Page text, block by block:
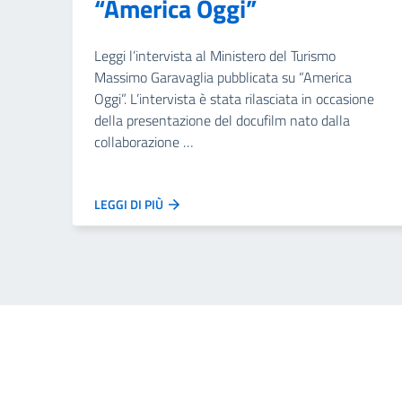
“America Oggi”
Leggi l’intervista al Ministero del Turismo
Massimo Garavaglia pubblicata su “America
Oggi”. L’intervista è stata rilasciata in occasione
della presentazione del docufilm nato dalla
collaborazione …
LEGGI DI PIÙ